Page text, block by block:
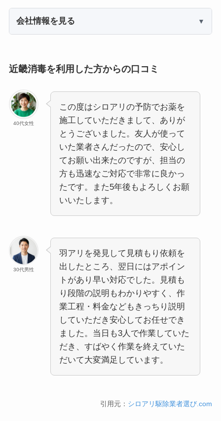
会社情報を見る
近畿消毒を利用した方からの口コミ
40代女性
この度はシロアリの予防でお薬を
施工していただきまして、ありが
とうございました。友人が使って
いた業者さんだったので、安心し
てお願い出来たのですが、担当の
方も迅速なご対応で非常に良かっ
たです。また5年後もよろしくお願
いいたします。
30代男性
羽アリを発見して見積もり依頼を
出したところ、翌日にはアポイン
トがあり早い対応でした。見積も
り段階の説明もわかりやすく、作
業工程・料金などもきっちり説明
していただき安心してお任せでき
ました。当日も3人で作業していた
だき、すばやく作業を終えていた
だいて大変満足しています。
引用元： シロアリ駆除業者選び.com